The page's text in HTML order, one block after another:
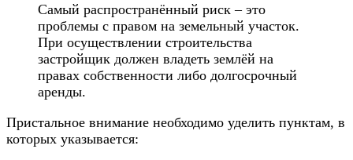
Самый распространённый риск – это
проблемы с правом на земельный участок.
При осуществлении строительства
застройщик должен владеть землёй на
правах собственности либо долгосрочный
аренды.
Пристальное внимание необходимо уделить пунктам, в
которых указывается: